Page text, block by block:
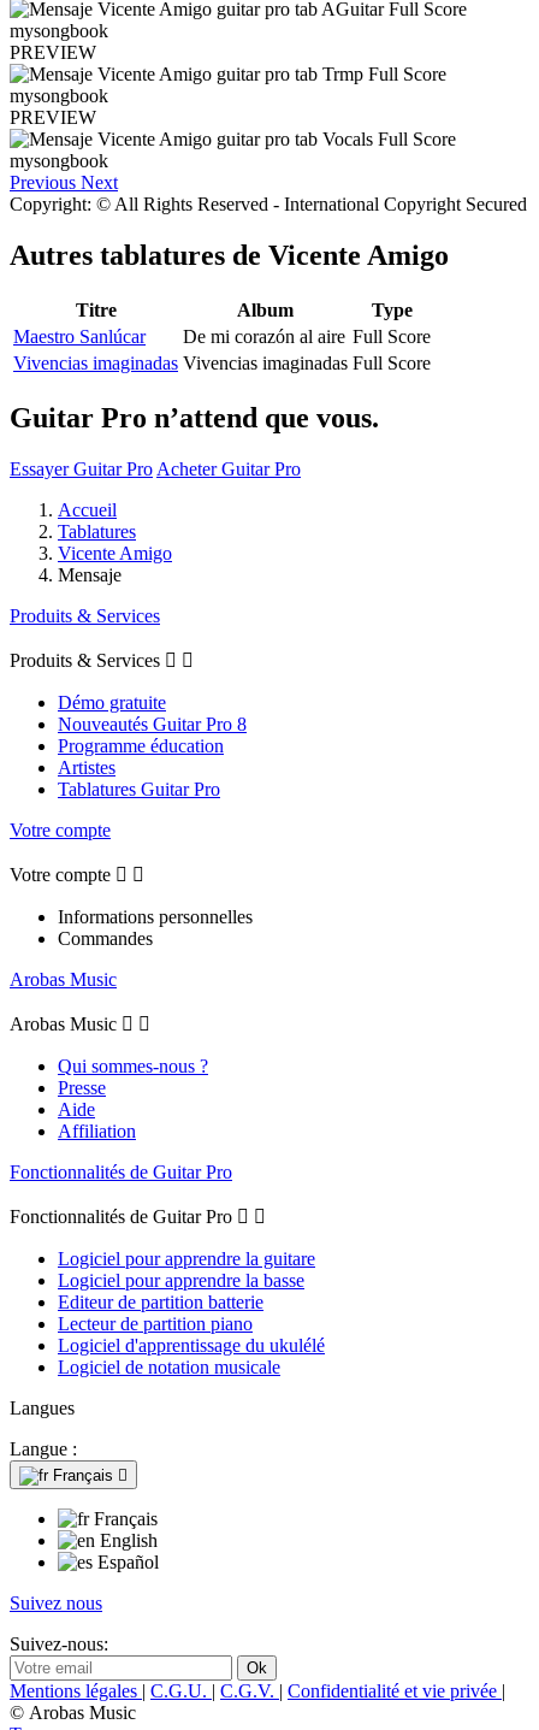
PREVIEW
PREVIEW
Previous Next
Copyright: © All Rights Reserved - International Copyright Secured
Autres tablatures de Vicente Amigo
Titre Album
Type
Maestro Sanlúcar
De mi corazón al aire Full Score
Vivencias imaginadas Vivencias imaginadas Full Score
Guitar Pro n’attend que vous.
Essayer Guitar Pro Acheter Guitar Pro
Accueil
Tablatures
Vicente Amigo
Mensaje
Produits & Services
Produits & Services  
Démo gratuite
Nouveautés Guitar Pro 8
Programme éducation
Artistes
Tablatures Guitar Pro
Votre compte
Votre compte  
Informations personnelles
Commandes
Arobas Music
Arobas Music  
Qui sommes-nous ?
Presse
Aide
Affiliation
Fonctionnalités de Guitar Pro
Fonctionnalités de Guitar Pro  
Logiciel pour apprendre la guitare
Logiciel pour apprendre la basse
Editeur de partition batterie
Lecteur de partition piano
Logiciel d'apprentissage du ukulélé
Logiciel de notation musicale
Langues
Langue :
Français 
Français
English
Español
Suivez nous
Suivez-nous:
Mentions légales | C.G.U. | C.G.V. | Confidentialité et vie privée |
© Arobas Music